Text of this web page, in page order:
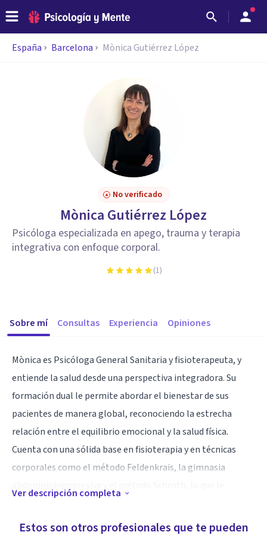
España Barcelona Mònica Gutiérrez López
No verificado
Mònica Gutiérrez López
Psicóloga especializada en apego, trauma y terapia
integrativa con enfoque corporal.
(1)
Sobre mí Consultas Experiencia Opiniones
Mònica es Psicóloga General Sanitaria y fisioterapeuta, y
entiende la salud desde una perspectiva integradora. Su
formación dual le permite abordar el bienestar de sus
pacientes de manera global, reconociendo la estrecha
relación entre el equilibrio emocional y la salud física.
Cuenta con una sólida base en fisioterapia y en técnicas
corporales como el método Feldenkrais, la gimnasia
terapéutico.
Ver descripción completa
Estos son otros profesionales que te pueden